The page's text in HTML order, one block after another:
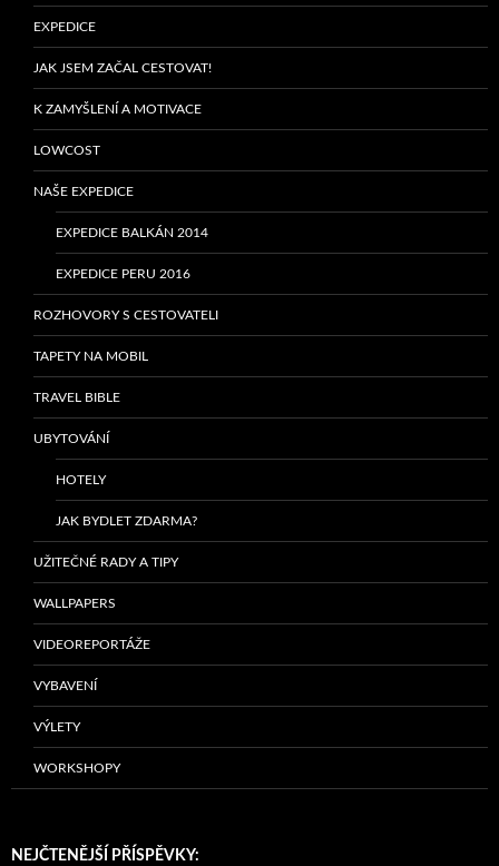
EXPEDICE
JAK JSEM ZAČAL CESTOVAT!
K ZAMYŠLENÍ A MOTIVACE
LOWCOST
NAŠE EXPEDICE
EXPEDICE BALKÁN 2014
EXPEDICE PERU 2016
ROZHOVORY S CESTOVATELI
TAPETY NA MOBIL
TRAVEL BIBLE
UBYTOVÁNÍ
HOTELY
JAK BYDLET ZDARMA?
UŽITEČNÉ RADY A TIPY
WALLPAPERS
VIDEOREPORTÁŽE
VYBAVENÍ
VÝLETY
WORKSHOPY
NEJČTENĚJŠÍ PŘÍSPĚVKY: